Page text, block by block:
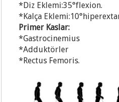
*Diz Eklemi:35°flexion.
*Kalça
Primer Kaslar:
*Gastrocinemius
*Adduktörler
*Rectus Femoris.